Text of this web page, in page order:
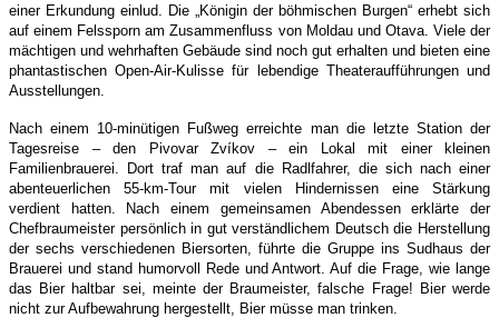
einer Erkundung einlud. Die „Königin der böhmischen Burgen“ erhebt sich
auf einem Felssporn am Zusammenfluss von Moldau und Otava. Viele der
mächtigen und wehrhaften Gebäude sind noch gut erhalten und bieten eine
phantastischen Open-Air-Kulisse für lebendige Theateraufführungen und
Ausstellungen.
Nach einem 10-minütigen Fußweg erreichte man die letzte Station der
Tagesreise – den Pivovar Zvíkov – ein Lokal mit einer kleinen
Familienbrauerei. Dort traf man auf die Radlfahrer, die sich nach einer
abenteuerlichen 55-km-Tour mit vielen Hindernissen eine Stärkung
verdient hatten. Nach einem gemeinsamen Abendessen erklärte der
Chefbraumeister persönlich in gut verständlichem Deutsch die Herstellung
der sechs verschiedenen Biersorten, führte die Gruppe ins Sudhaus der
Brauerei und stand humorvoll Rede und Antwort. Auf die Frage, wie lange
das Bier haltbar sei, meinte der Braumeister, falsche Frage! Bier werde
nicht zur Aufbewahrung hergestellt, Bier müsse man trinken.